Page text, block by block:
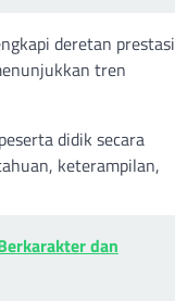
deretan prestasi
tren
didik secara
keterampilan,
dan